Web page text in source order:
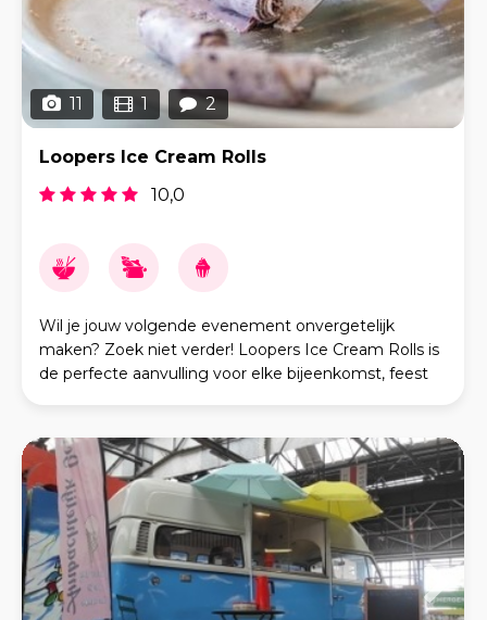
11 1 2
Loopers Ice Cream Rolls
10,0
Wil je jouw volgende evenement onvergetelijk
maken? Zoek niet verder! Loopers Ice Cream Rolls is
de perfecte aanvulling voor elke bijeenkomst, feest